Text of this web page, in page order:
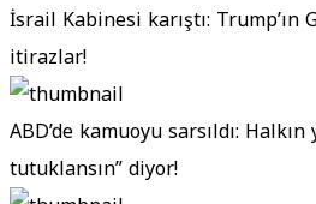
İsrail Kabinesi karıştı: Trump’ın
itirazlar!
ABD’de kamuoyu sarsıldı:
tutuklansın” diyor!